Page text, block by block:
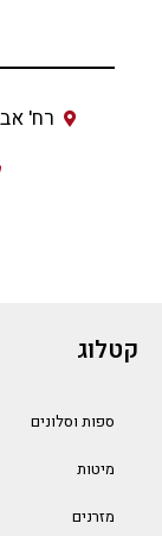
רח'
קטלוג
ספות וסלונים
מיטות
מזרנים